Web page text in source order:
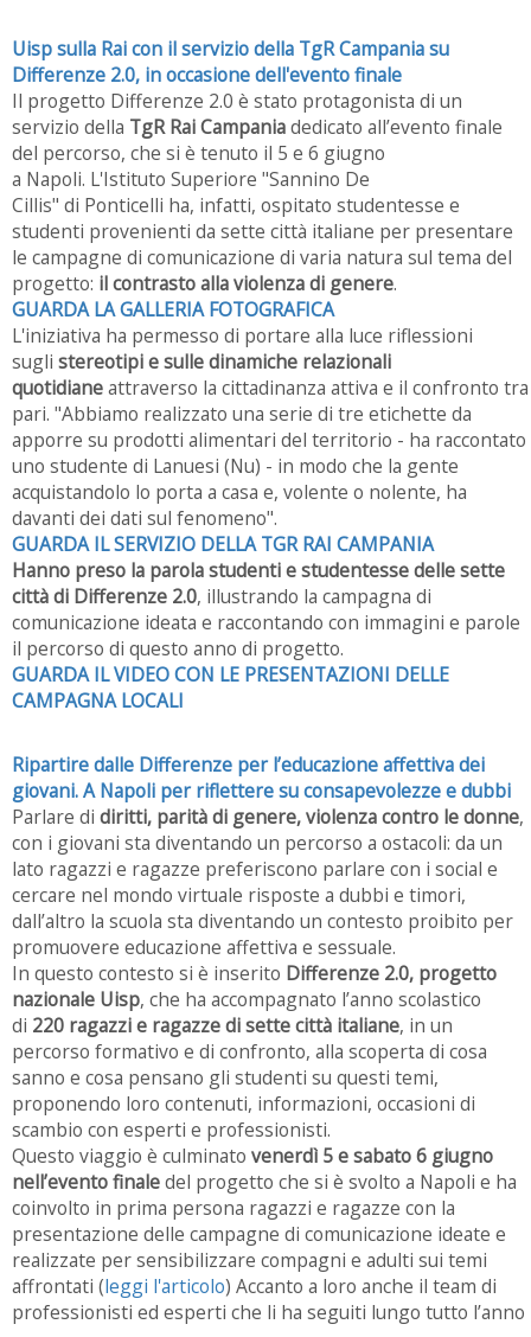
Uisp sulla Rai con il servizio della TgR Campania su
Differenze 2.0, in occasione dell'evento finale
Il progetto Differenze 2.0 è stato protagonista di un
servizio della TgR Rai Campaniadedicato all’evento finale
del percorso, che si è tenuto il 5 e 6 giugno
a Napoli. L'Istituto Superiore "Sannino De
Cillis" di Ponticelli ha, infatti, ospitato studentesse e
studenti provenienti da sette città italiane per presentare
le campagne di comunicazione di varia natura sul tema del
progetto: il contrasto alla violenza di genere.
GUARDA LA GALLERIA FOTOGRAFICA
L'iniziativa ha permesso di portare alla luce riflessioni
sugli stereotipi e sulle dinamiche relazionali
quotidianeattraverso la cittadinanza attiva e il confronto tra
pari. "Abbiamo realizzato una serie di tre etichette da
apporre su prodotti alimentari del territorio - ha raccontato
uno studente di Lanuesi (Nu) - in modo che la gente
acquistandolo lo porta a casa e, volente o nolente, ha
davanti dei dati sul fenomeno".
GUARDA IL SERVIZIO DELLA TGR RAI CAMPANIA
Hanno preso la parola studenti e studentesse delle sette
città di Differenze 2.0, illustrando la campagna di
comunicazione ideata e raccontando con immagini e parole
il percorso di questo anno di progetto.
GUARDA IL VIDEO CON LE PRESENTAZIONI DELLE
CAMPAGNA LOCALI
Ripartire dalle Differenze per l’educazione affettiva dei
giovani. A Napoli per riflettere su consapevolezze e dubbi
Parlare di diritti, parità di genere, violenza contro le donne,
con i giovani sta diventando un percorso a ostacoli: da un
lato ragazzi e ragazze preferiscono parlare con i social e
cercare nel mondo virtuale risposte a dubbi e timori,
dall’altro la scuola sta diventando un contesto proibito per
promuovere educazione affettiva e sessuale.
In questo contesto si è inserito Differenze 2.0, progetto
nazionale Uisp, che ha accompagnato l’anno scolastico
di 220 ragazzi e ragazze di sette città italiane, in un
percorso formativo e di confronto, alla scoperta di cosa
sanno e cosa pensano gli studenti su questi temi,
proponendo loro contenuti, informazioni, occasioni di
scambio con esperti e professionisti.
Questo viaggio è culminato venerdì 5 e sabato 6 giugno
nell’evento finaledel progetto che si è svolto a Napoli e ha
coinvolto in prima persona ragazzi e ragazze con la
presentazione delle campagne di comunicazione ideate e
realizzate per sensibilizzare compagni e adulti sui temi
affrontati (leggi l'articolo) Accanto a loro anche il team di
professionisti ed esperti che li ha seguiti lungo tutto l’anno